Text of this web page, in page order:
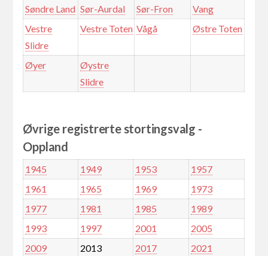
Søndre Land Sør-Aurdal Sør-Fron
Vang
Vestre
Slidre
Vestre Toten Vågå Østre Toten
Øyer
Øystre
Slidre
Øvrige registrerte stortingsvalg -
Oppland
1945 1949 1953
1957
1961
1965 1969
1973
1977
1981 1985
1989
1993
1997 2001
2005
2009
2013 2017
2021